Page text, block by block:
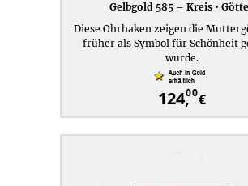
Gelbgold 585 – Kreis •
Diese Ohrhaken zeigen die
früher als Symbol für Schönheit
wurde.
124,00€